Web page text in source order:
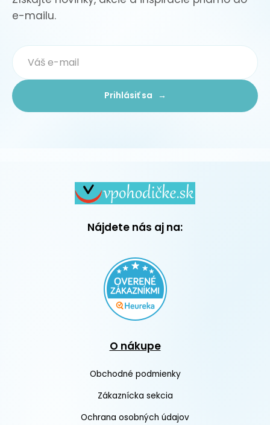
e-mailu.
Prihlásiť sa →
Nájdete nás aj na:
O nákupe
Obchodné podmienky
Zákaznícka sekcia
Ochrana osobných údajov